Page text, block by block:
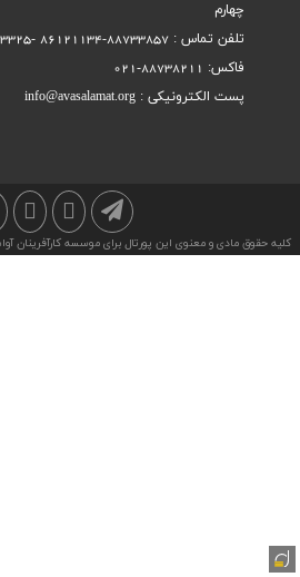
چهارم
تلفن تماس : 88733857-86121134 -88743325 021
فاکس: 88738211-021
پست الکترونیکی : info@avasalamat.org
کلیه حقوق مادی و معنوی این پورتال برای موسسه